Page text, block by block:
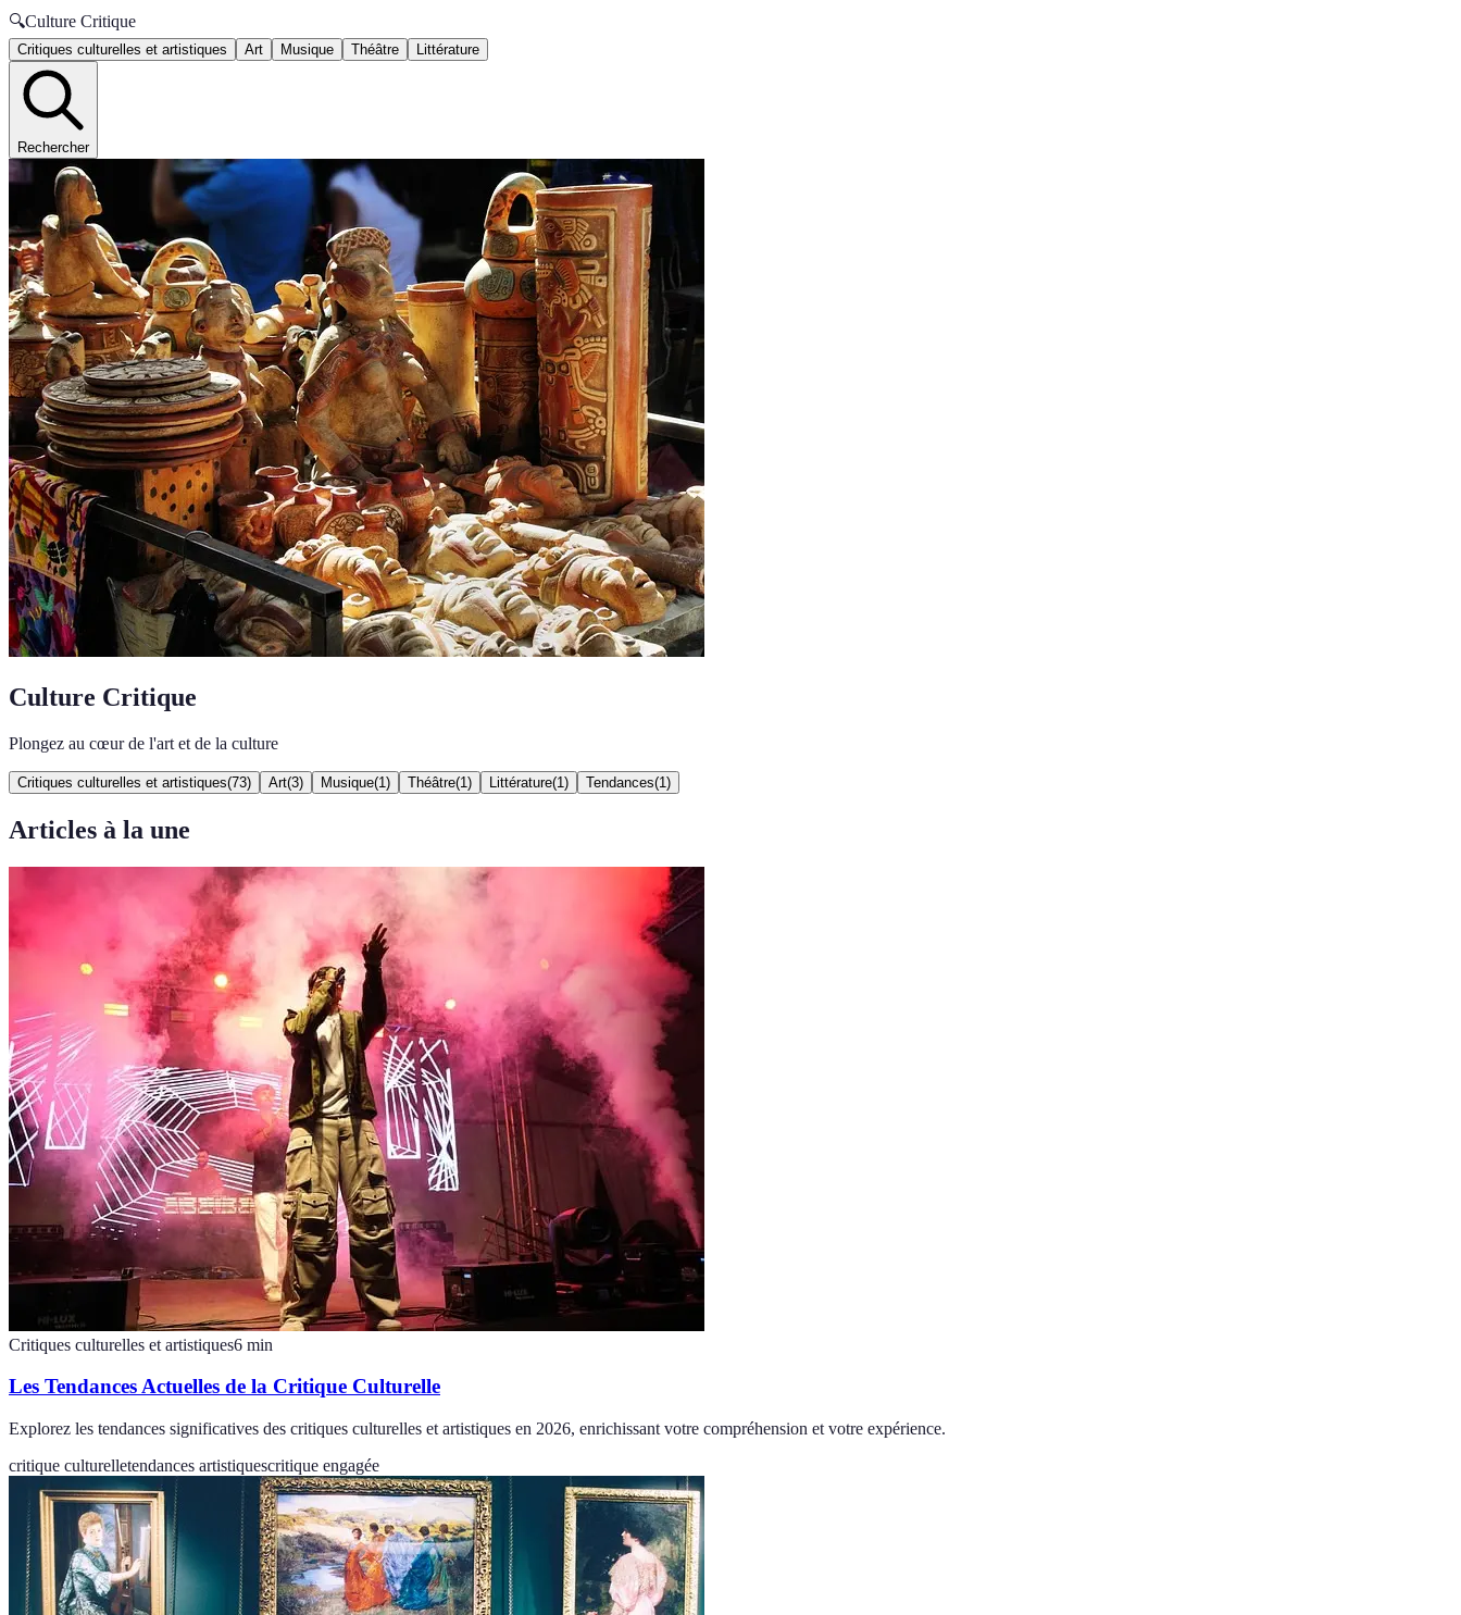
🔍Culture Critique
Critiques culturelles et artistiques Art Musique Théâtre Littérature
Rechercher
Culture Critique
Plongez au cœur de l'art et de la culture
Critiques culturelles et artistiques(73) Art(3) Musique(1 ) Théâtre(1 ) Littérature(1 ) Tendances(1 )
Articles à la une
Critiques culturelles et artistiques6 min
Les Tendances Actuelles de la Critique Culturelle
Explorez les tendances significatives des critiques culturelles et artistiques en 2026, enrichissant votre compréhension et votre expérience.
critique culturelletendances artistiquescritique engagée